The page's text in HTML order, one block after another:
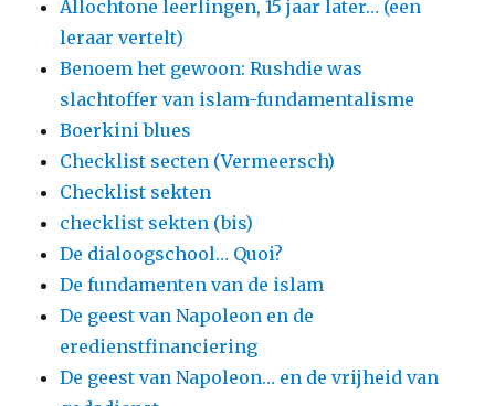
Allochtone leerlingen, 15 jaar later… (een
leraar vertelt)
Benoem het gewoon: Rushdie was
slachtoffer van islam-fundamentalisme
Boerkini blues
Checklist secten (Vermeersch)
Checklist sekten
checklist sekten (bis)
De dialoogschool… Quoi?
De fundamenten van de islam
De geest van Napoleon en de
eredienstfinanciering
De geest van Napoleon… en de vrijheid van